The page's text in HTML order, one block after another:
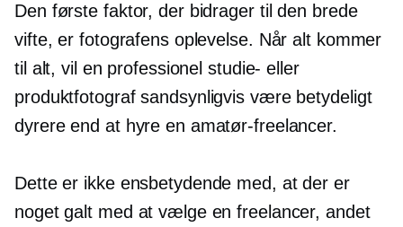
Den første faktor, der bidrager til den brede
vifte, er fotografens oplevelse. Når alt kommer
til alt, vil en professionel studie- eller
produktfotograf sandsynligvis være betydeligt
dyrere end at hyre en amatør-freelancer.
Dette er ikke ensbetydende med, at der er
noget galt med at vælge en freelancer, andet